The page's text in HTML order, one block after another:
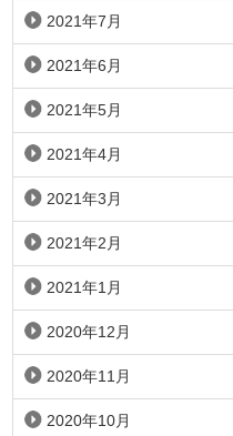
2021年7月
2021年6月
2021年5月
2021年4月
2021年3月
2021年2月
2021年1月
2020年12月
2020年11月
2020年10月